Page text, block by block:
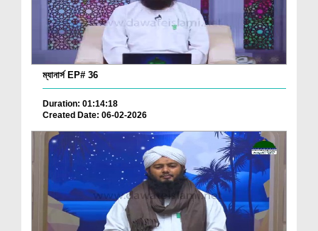
ম্যানার্স EP# 36
Duration: 01:14:18
Created Date: 06-02-2026